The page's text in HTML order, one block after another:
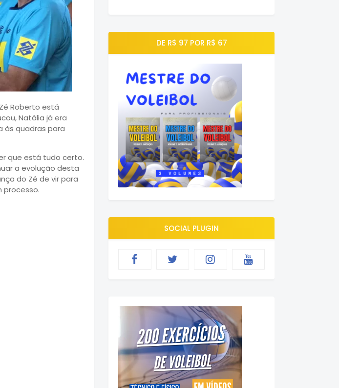
Roberto está
Natália já era
às quadras para
que está tudo certo.
a evolução desta
do Zé de vir para
processo.
DE R$ 97 POR R$ 67
SOCIAL PLUGIN